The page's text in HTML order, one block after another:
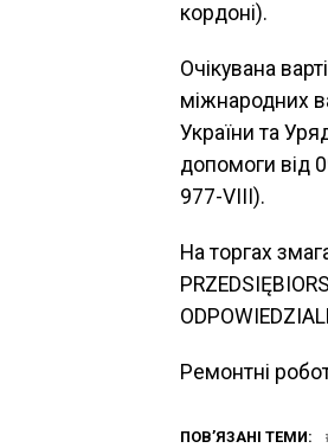
кордоні).
Очікувана
міжнародних
України та
допомоги від
977-VІІІ).
На торгах
Ремонтні
ПОВ’ЯЗАНІ ТЕМИ: